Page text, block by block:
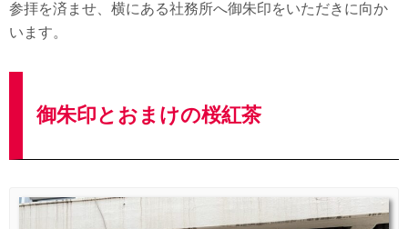
参拝を済ませ、横にある社務所へ御朱印をいただきに向か
います。
御朱印とおまけの桜紅茶